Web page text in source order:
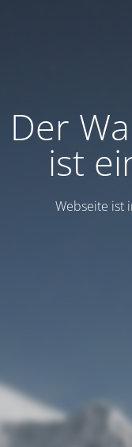
Der
ist
Webseite ist